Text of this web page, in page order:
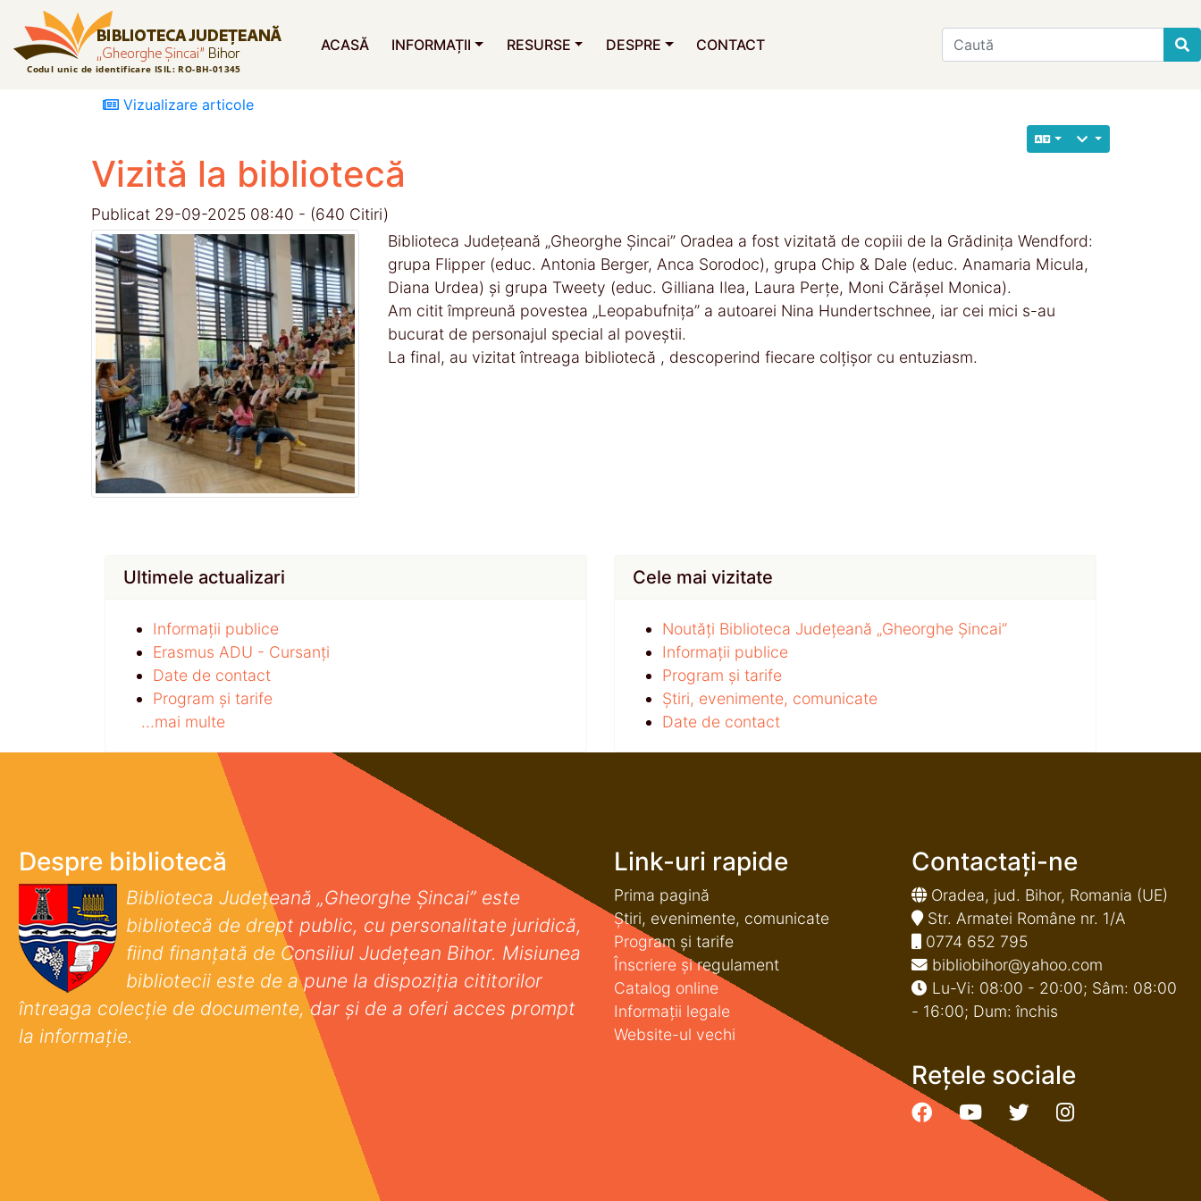
ACASĂ INFORMAȚII RESURSE DESPRE CONTACT
Find
Vizualizare articole
Vizită la bibliotecă
Publicat 29-09-2025 08:40 - (640 Citiri)
Biblioteca Județeană „Gheorghe Șincai” Oradea a fost vizitată de copiii de la Grădinița Wendford:
grupa Flipper (educ. Antonia Berger, Anca Sorodoc), grupa Chip & Dale (educ. Anamaria Micula,
Diana Urdea) și grupa Tweety (educ. Gilliana Ilea, Laura Perțe, Moni Cărășel Monica).
Am citit împreună povestea „Leopabufnița” a autoarei Nina Hundertschnee, iar cei mici s-au
bucurat de personajul special al poveștii.
La final, au vizitat întreaga bibliotecă , descoperind fiecare colțișor cu entuziasm.
Ultimele actualizari
Informații publice
Erasmus ADU - Cursanți
Date de contact
Program și tarife
...mai multe
Cele mai vizitate
Noutăți Biblioteca Județeană „Gheorghe Șincai”
Informații publice
Program și tarife
Știri, evenimente, comunicate
Date de contact
Despre bibliotecă
Biblioteca Județeană „Gheorghe Șincai” este
bibliotecă de drept public, cu personalitate juridică,
fiind finanţată de Consiliul Judeţean Bihor. Misiunea
bibliotecii este de a pune la dispoziţia cititorilor
întreaga colecţie de documente, dar şi de a oferi acces prompt
la informaţie.
Link-uri rapide
Prima pagină
Știri, evenimente, comunicate
Program și tarife
Înscriere și regulament
Catalog online
Informații legale
Website-ul vechi
Contactați-ne
Oradea, jud. Bihor, Romania (UE)
Str. Armatei Române nr. 1/A
0774 652 795
bibliobihor@yahoo.com
Lu-Vi: 08:00 - 20:00; Sâm: 08:00
- 16:00; Dum: închis
Rețele sociale